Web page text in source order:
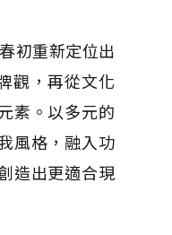
初重新定位出
觀，再從文化
素。以多元的
風格，融入功
造出更適合現